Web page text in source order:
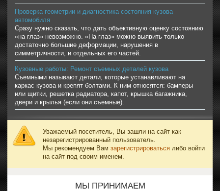
Проверка геометрии и диагностика состояния кузова
автомобиля
Сразу нужно сказать, что дать объективную оценку состоянию
«на глаз» невозможно. «На глаз» можно выявить только
достаточно большие деформации, нарушения в
симметричности, и отдельных его частей.
Кузовные работы: Ремонт съемных деталей кузова
Съемными называют детали, которые устанавливают на
каркас кузова и крепят болтами. К ним относятся: бамперы
или щитки, решетка радиатора, капот, крышка багажника,
двери и крылья (если они съемные).
Уважаемый посетитель, Вы зашли на сайт как
незарегистрированный пользователь.
Мы рекомендуем Вам зарегистрироваться либо войти
на сайт под своим именем.
МЫ ПРИНИМАЕМ